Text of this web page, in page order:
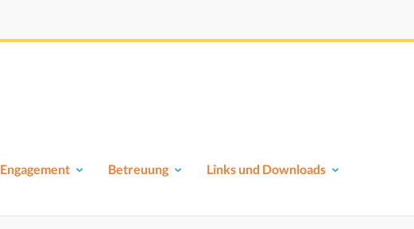
Engagement Betreuung Links und Downloads